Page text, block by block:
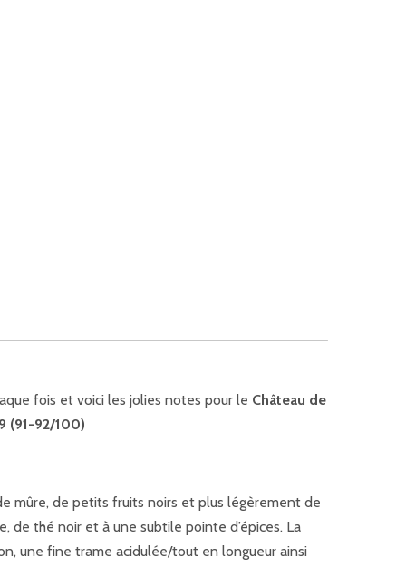
fois et voici les jolies notes pour le Château de
(91-92/100)
mûre, de petits fruits noirs et plus légèrement de
de thé noir et à une subtile pointe d’épices. La
une fine trame acidulée/tout en longueur ainsi